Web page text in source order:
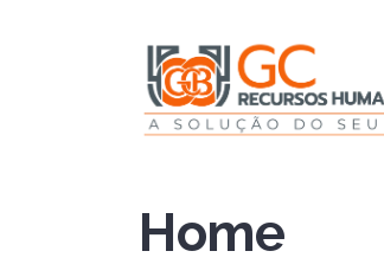
Home